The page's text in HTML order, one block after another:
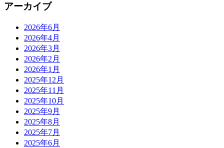
アーカイブ
2026年6月
2026年4月
2026年3月
2026年2月
2026年1月
2025年12月
2025年11月
2025年10月
2025年9月
2025年8月
2025年7月
2025年6月